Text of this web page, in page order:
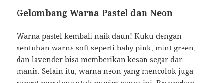
Gelombang Warna Pastel dan Neon
Warna pastel kembali naik daun! Kuku dengan
sentuhan warna soft seperti baby pink, mint green,
dan lavender bisa memberikan kesan segar dan
manis. Selain itu, warna neon yang mencolok juga